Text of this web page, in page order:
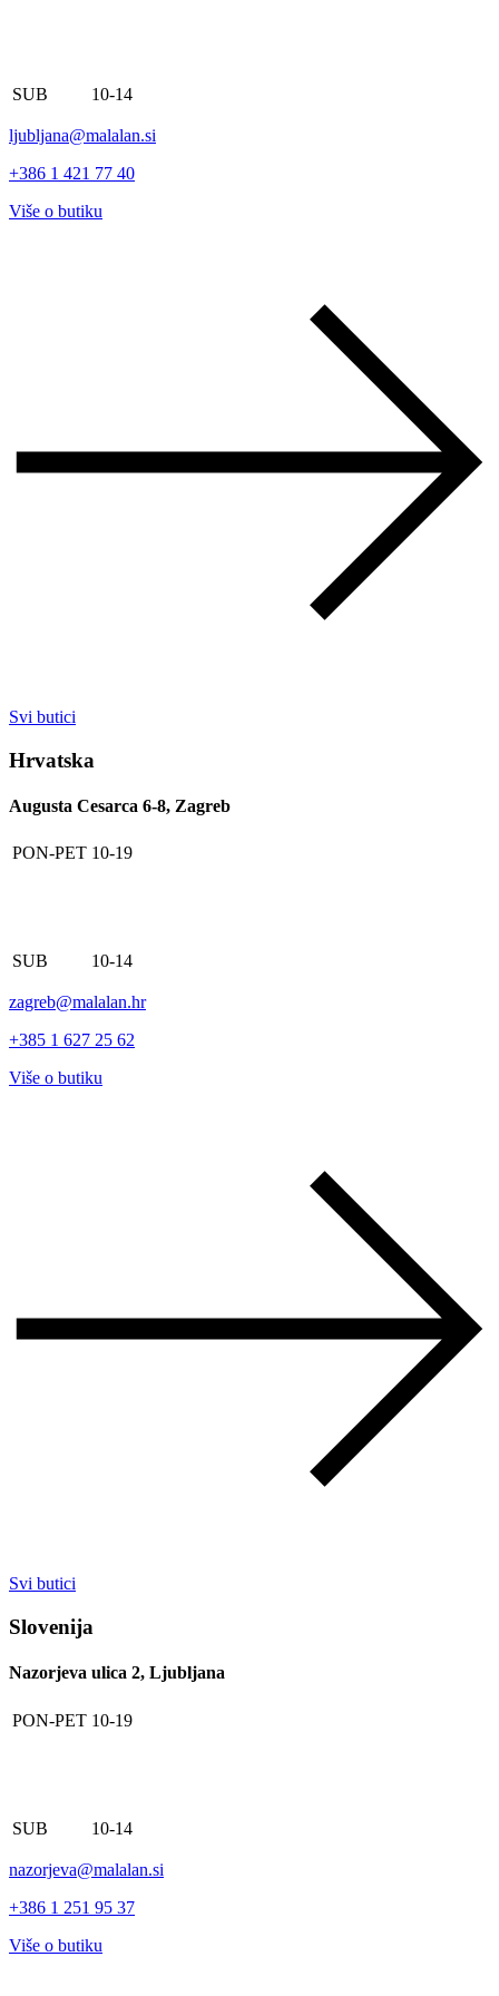
SUB 10-14
ljubljana@malalan.si
+386 1 421 77 40
Više o butiku
Svi butici
Hrvatska
Augusta Cesarca 6-8, Zagreb
PON-PET 10-19
SUB 10-14
zagreb@malalan.hr
+385 1 627 25 62
Više o butiku
Svi butici
Slovenija
Nazorjeva ulica 2, Ljubljana
PON-PET 10-19
SUB 10-14
nazorjeva@malalan.si
+386 1 251 95 37
Više o butiku